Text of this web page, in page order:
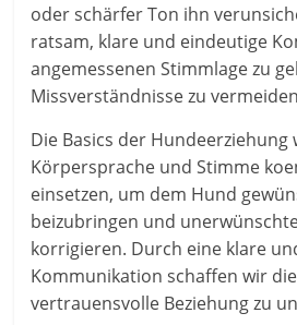
oder schärfer Ton ihn
ratsam, klare und eindeutige
angemessenen Stimmlage zu
Missverständnisse zu
Die Basics der Hundeerziehung
Körpersprache und Stimme
einsetzen, um dem Hund
beizubringen und
korrigieren. Durch eine klare
Kommunikation schaffen wir
vertrauensvolle Beziehung zu